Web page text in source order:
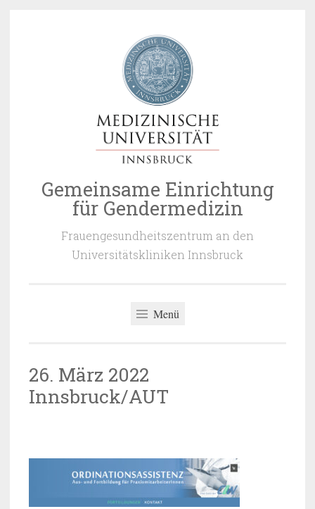
Gemeinsame Einrichtung
für Gendermedizin
Frauengesundheitszentrum an den
Universitätskliniken Innsbruck
Menü
26. März 2022
Innsbruck/AUT